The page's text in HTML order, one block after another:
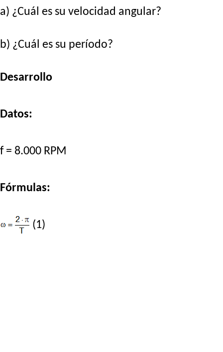
a) ¿Cuál es su velocidad angular?
b) ¿Cuál es su período?
Desarrollo
Datos:
f = 8.000 RPM
Fórmulas:
(1)